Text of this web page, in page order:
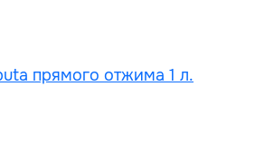
прямого отжима 1 л.